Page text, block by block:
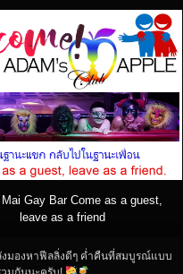
Gay Bar Come as a guest,
leave as a friend
งมองหาฟีลลิ่งดีๆ ค่ำคืนที่สมบูรณ์แบบ